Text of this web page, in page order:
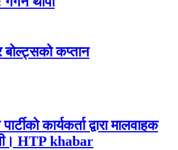
कप्तान
कार्यकर्ता द्वारा मालवाहक
HTP khabar